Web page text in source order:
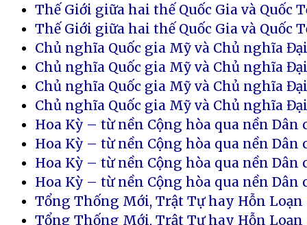
Thế Giới giữa hai thế Quốc Gia và Quốc
Thế Giới giữa hai thế Quốc Gia và Quốc
Chủ nghĩa Quốc gia Mỹ và Chủ nghĩa
Chủ nghĩa Quốc gia Mỹ và Chủ nghĩa
Chủ nghĩa Quốc gia Mỹ và Chủ nghĩa
Chủ nghĩa Quốc gia Mỹ và Chủ nghĩa
Hoa Kỳ – từ nền Cộng hòa qua nền Dân
Hoa Kỳ – từ nền Cộng hòa qua nền Dân
Hoa Kỳ – từ nền Cộng hòa qua nền Dân
Hoa Kỳ – từ nền Cộng hòa qua nền Dân
Tổng Thống Mới, Trật Tự hay Hỗn Loạn
Tổng Thống Mới, Trật Tự hay Hỗn Loạn